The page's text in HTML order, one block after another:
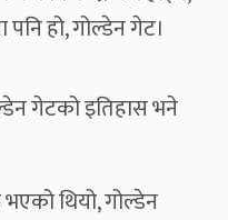
हो, गोल्डेन गेट।
गेटको इतिहास भने
थियो, गोल्डेन